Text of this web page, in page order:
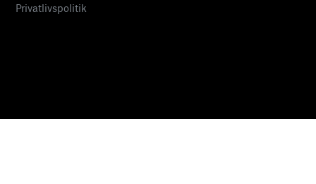
Privatlivspolitik